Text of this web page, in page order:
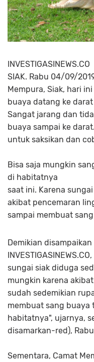
INVESTIGASINEWS.CO
SIAK. Rabu 04/09/
Mempura, Siak, hari
buaya datang ke
Sangat jarang dan
buaya sampai ke
untuk saksikan dan
Bisa saja mungkin
di habitatnya
saat ini. Karena
akibat pencemaran
sampai membuat
Demikian
sungai siak diduga
mungkin karena
sudah sedemikian
membuat sang buaya
habitatnya", ujarnya,
disamarkan-red),
Sementara, Camat